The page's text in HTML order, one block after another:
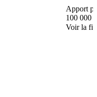
Apport
100 000 €
Voir la